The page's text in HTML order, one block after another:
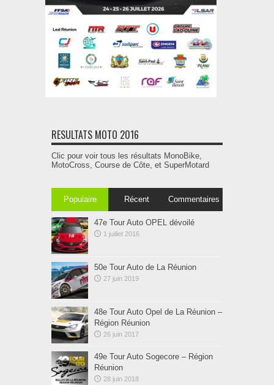
RESULTATS MOTO 2016
Clic pour voir tous les résultats MonoBike,
MotoCross, Course de Côte, et SuperMotard
Populaire Récent Commentaires
47e Tour Auto OPEL dévoilé
1 juillet 2016
50e Tour Auto de La Réunion
27 juin 2019
48e Tour Auto Opel de La Réunion –
Région Réunion
26 juin 2017
49e Tour Auto Sogecore – Région
Réunion
28 juin 2018